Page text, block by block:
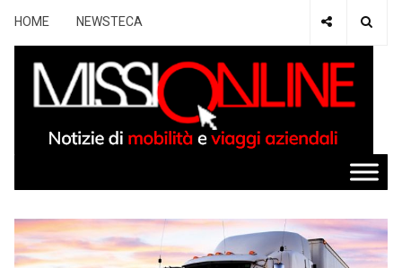
HOME NEWSTECA